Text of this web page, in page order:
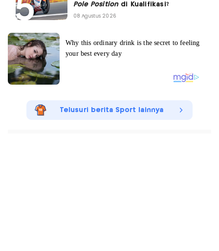
Pole Positiondi Kualifikasi?
08 Agustus 2026
Telusuri berita Sport lainnya